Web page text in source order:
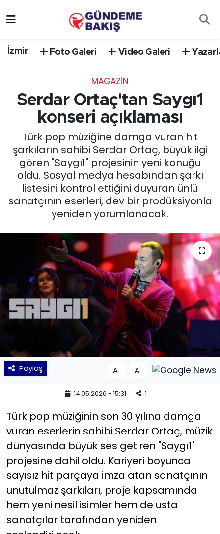
İzmir Foto Galeri Video Galeri
MAGAZİN
Serdar Ortaç'tan Saygı1
konseri açıklaması
Türk pop müziğine damga vuran hit
şarkıların sahibi Serdar Ortaç, büyük ilgi
gören "Saygı1" projesinin yeni konuğu
oldu. Sosyal medya hesabından şarkı
listesini kontrol ettiğini duyuran ünlü
sanatçının eserleri, dev bir prodüksiyonla
yeniden yorumlanacak.
Paylaş A- A+
14.05.2026 - 15:31 1
Türk pop müziğinin son 30 yılına damga
vuran eserlerin sahibi Serdar Ortaç, müzik
dünyasında büyük ses getiren "Saygı1"
projesine dahil oldu. Kariyeri boyunca
sayısız hit parçaya imza atan sanatçının
unutulmaz şarkıları, proje kapsamında
hem yeni nesil isimler hem de usta
sanatçılar tarafından yeniden
EGE
EĞİTİM
EKONOMİ
English News
GÜNCEL
KÜLTÜR SANAT
MAGAZİN
POLİTİKA
SAĞLIK
SPOR
TEKNOLOJİ
Yaşam
YEREL POLİTİKA
YEREL YÖNETİMLER
Yurt
Süper Lig Puan Durumu ve Fikstür
Tüm Manşetler
Son Dakika Haberleri
Haber Arşivi